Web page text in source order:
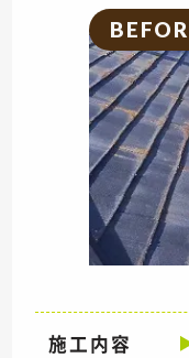
施工内容